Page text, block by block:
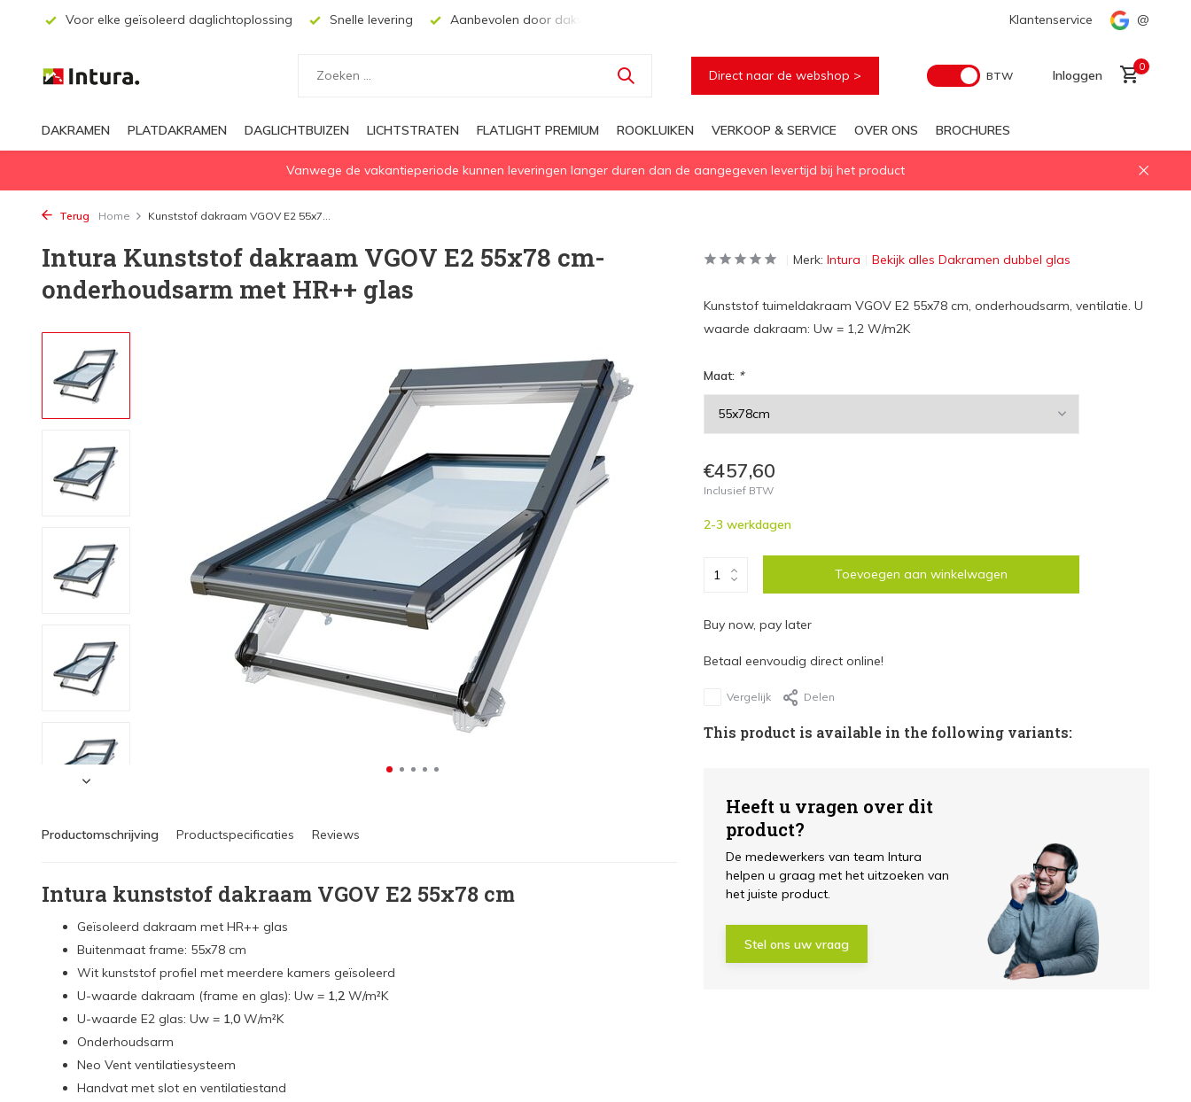
Snelle levering Aanbevolen door dakwerkers, aannemers en architecten Voor elke geïsoleerd daglichtoplossing Klantenservice @
Direct naar de webshop > BTW Inloggen
0
DAKRAMEN PLATDAKRAMEN DAGLICHTBUIZEN LICHTSTRATEN FLATLIGHT PREMIUM ROOKLUIKEN VERKOOP & SERVICE OVER ONS BROCHURES
Vanwege de vakantieperiode kunnen leveringen langer duren dan de aangegeven levertijd bij het product
Terug Home Kunststof dakraam VGOV E2 55x7...
Intura Kunststof dakraam VGOV E2 55x78 cm-
onderhoudsarm met HR++ glas
Productomschrijving Productspecificaties Reviews
Intura kunststof dakraam VGOV E2 55x78 cm
Geïsoleerd dakraam met HR++ glas
Buitenmaat frame: 55x78 cm
Wit kunststof profiel met meerdere kamers geïsoleerd
U-waarde dakraam (frame en glas): Uw = 1,2 W/m²K
U-waarde E2 glas: Uw = 1,0 W/m²K
Onderhoudsarm
Neo Vent ventilatiesysteem
Handvat met slot en ventilatiestand
Merk: Intura Bekijk alles Dakramen dubbel glas
Kunststof tuimeldakraam VGOV E2 55x78 cm, onderhoudsarm, ventilatie. U
waarde dakraam: Uw = 1,2 W/m2K
Maat: *
€457,60
Inclusief BTW
2-3 werkdagen
Toevoegen aan winkelwagen
Buy now, pay later
Betaal eenvoudig direct online!
Vergelijk Delen
This product is available in the following variants:
Heeft u vragen over dit
product?
De medewerkers van team Intura
helpen u graag met het uitzoeken van
het juiste product.
Stel ons uw vraag